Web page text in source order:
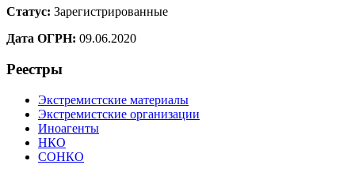
Статус: Зарегистрированные
Дата ОГРН: 09.06.2020
Реестры
Экстремистские материалы
Экстремистские организации
Иноагенты
НКО
СОНКО